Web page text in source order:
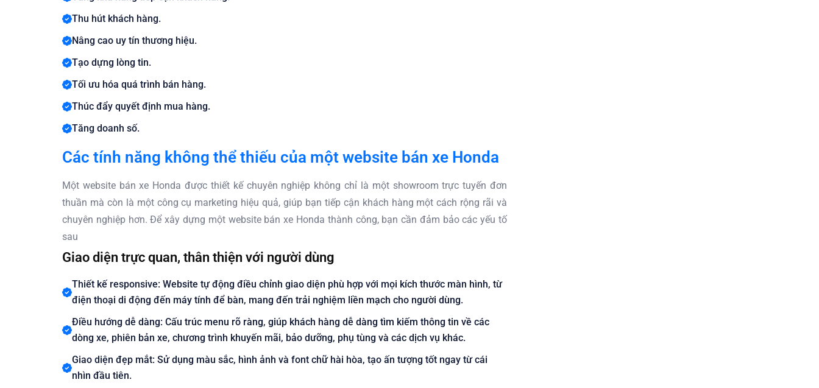
Thu hút khách hàng.
Nâng cao uy tín thương hiệu.
Tạo dựng lòng tin.
Tối ưu hóa quá trình bán hàng.
Thúc đẩy quyết định mua hàng.
Tăng doanh số.
Các tính năng không thể thiếu của một website bán xe Honda
Một website bán xe Honda được thiết kế chuyên nghiệp không chỉ là một showroom trực tuyến đơn
thuần mà còn là một công cụ marketing hiệu quả, giúp bạn tiếp cận khách hàng một cách rộng rãi và
chuyên nghiệp hơn. Để xây dựng một website bán xe Honda thành công, bạn cần đảm bảo các yếu tố
sau
Giao diện trực quan, thân thiện với người dùng
Thiết kế responsive: Website tự động điều chỉnh giao diện phù hợp với mọi kích thước màn hình, từ
điện thoại di động đến máy tính để bàn, mang đến trải nghiệm liền mạch cho người dùng.
Điều hướng dễ dàng: Cấu trúc menu rõ ràng, giúp khách hàng dễ dàng tìm kiếm thông tin về các
dòng xe, phiên bản xe, chương trình khuyến mãi, bảo dưỡng, phụ tùng và các dịch vụ khác.
Giao diện đẹp mắt: Sử dụng màu sắc, hình ảnh và font chữ hài hòa, tạo ấn tượng tốt ngay từ cái
nhìn đầu tiên.